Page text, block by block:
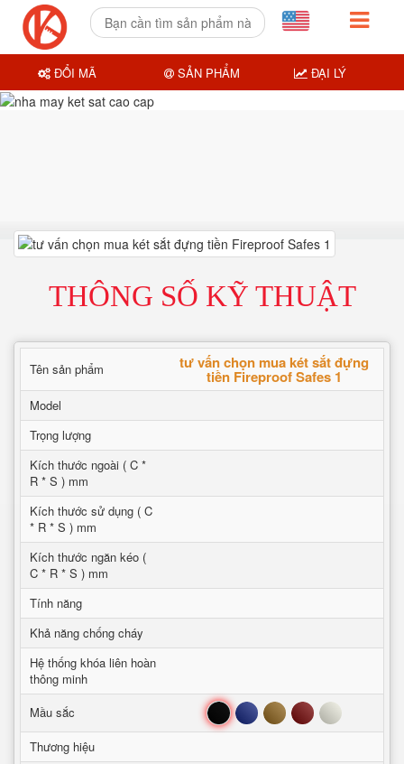
THÔNG SỐ KỸ THUẬT
Tên sản phẩm tư vấn chọn mua két sắt đựng
tiền Fireproof Safes 1
Model
Trọng lượng
Kích thước ngoài ( C *
R * S ) mm
Kích thước sử dụng ( C
* R * S ) mm
Kích thước ngăn kéo (
C * R * S ) mm
Tính năng
Khả năng chống cháy
Hệ thống khóa liên hoàn
thông minh
Mầu sắc
Đen Xanh Nâu Đỏ Trắng
Thương hiệu
ĐỔI MÃ SẢN PHẨM ĐẠI LÝ